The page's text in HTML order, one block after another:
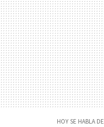
HOY SE HABLA DE